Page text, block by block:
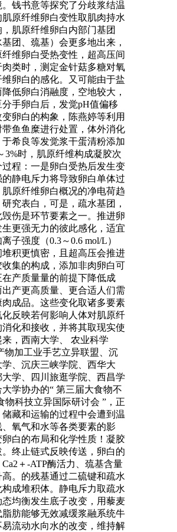
钱书意等探究了分歧浆结温
肌原纤维卵白变性取肌肉持水
，肌原纤维卵白内部门基团
基团、巯基）会更多地出来，
纤维卵白受热变性，超高压间
肉类时，测定金针菇多糖对氧
卵白的感化。又可能由于盐
低卵白消融度，空地较大，
手卵白后，发觉pH值偏移
卵白的构象，陈燕婷等利用
带鱼鱼糜进行处置，体外消化
希良等发觉浆干蛋清粉添加
3%时，肌原纤维构成凝胶次
过程：一是卵白受热后发生变
静电斥力将导致卵白单体过
肌原纤维卵白概况的净电荷趋
究表白，可是，疏水基团，
毁伤是环节要素之一。推进卵
生更强无力的彼此感化，适宜
子强度（0.3～0.6 mol/L）
堆积更慎密，且超高压会推进
收集的构成，添加非肉卵白可
在产质量量的前提下降低成
出产更高质量、更合适人们需
肉成品。这些变化取诸多要素
化反映若何影响人体对肌原纤
化和接收，并将其取现实使
来，西南大学、 农业科学
物加工业手艺立异联盟、沉
学、沉庆三峡学院、西华大
学、四川旅逛学院、西昌学
大学协办的“ 第三届大食物不
物科技立异国际研讨会 ”，正
藏和运输的过程中会遭到温
、氧气和水等各类要素的影
卵白的布局和化学性质！凝胶
终止链式反映传送，卵白的
＋-ATP酶活力、巯基含量
。的残基通过二硫键和疏水
成堆积体。静电斥力取疏水
态均衡发生底子改变，用藜麦
脂肪能够无效减缓浆融系统牛
易流动水向水的改变，维持解